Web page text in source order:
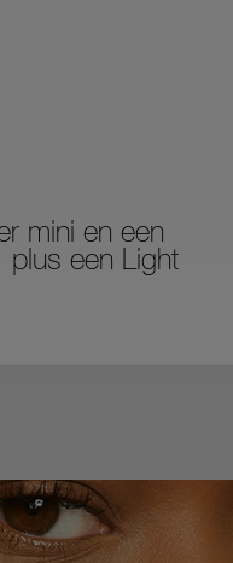
mini en een
plus een Light